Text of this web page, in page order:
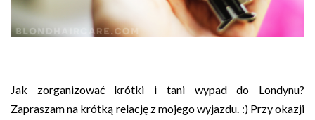
Jak zorganizować krótki i tani wypad do Londynu?
Zapraszam na krótką relację z mojego wyjazdu. :) Przy okazji